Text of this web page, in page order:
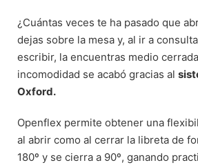
¿Cuántas veces te ha pasado que
dejas sobre la mesa y, al ir a
escribir, la encuentras medio
incomodidad se acabó gracias al
Oxford.
Openflex permite obtener una
al abrir como al cerrar la libreta de
180º y se cierra a 90º, ganando